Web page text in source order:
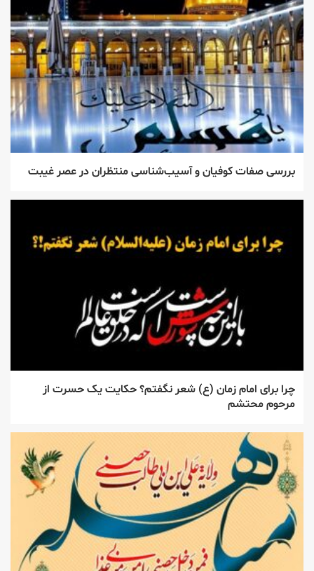
بررسی صفات کوفیان و آسیب‌شناسی منتظران در عصر غیبت
چرا برای امام زمان (ع) شعر نگفتم؟ حکایت یک حسرت از
مرحوم محتشم